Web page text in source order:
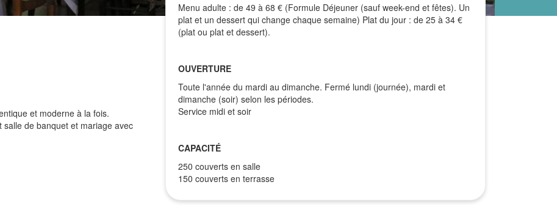
et moderne à la fois.
de banquet et mariage avec
Menu adulte : de 49 à 68 € (Formule Déjeuner (sauf week-end et fêtes). Un
plat et un dessert qui change chaque semaine) Plat du jour : de 25 à 34 €
(plat ou plat et dessert).
OUVERTURE
Toute l'année du mardi au dimanche. Fermé lundi (journée), mardi et
dimanche (soir) selon les périodes.
Service midi et soir
CAPACITÉ
250 couverts en salle
150 couverts en terrasse